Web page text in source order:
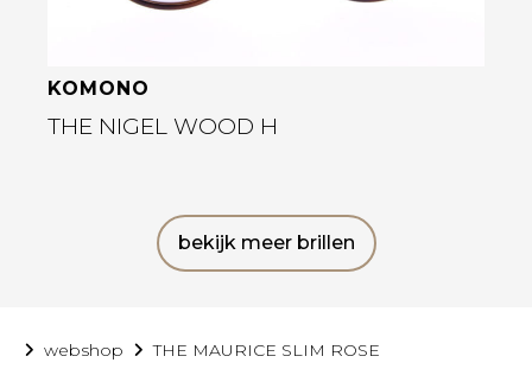
KOMONO
THE NIGEL WOOD H
bekijk meer brillen
webshop THE MAURICE SLIM ROSE